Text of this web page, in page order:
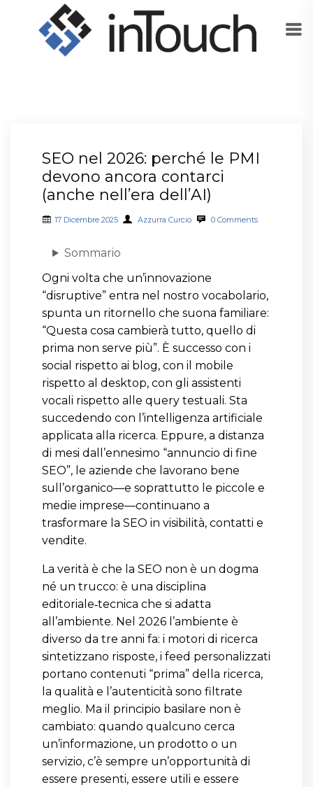
SEO nel 2026: perché le PMI
devono ancora contarci
(anche nell’era dell’AI)
17 Dicembre 2025 Azzurra Curcio 0 Comments
Sommario
Ogni volta che un’innovazione
“disruptive” entra nel nostro vocabolario,
spunta un ritornello che suona familiare:
“Questa cosa cambierà tutto, quello di
prima non serve più”. È successo con i
social rispetto ai blog, con il mobile
rispetto al desktop, con gli assistenti
vocali rispetto alle query testuali. Sta
succedendo con l’intelligenza artificiale
applicata alla ricerca. Eppure, a distanza
di mesi dall’ennesimo “annuncio di fine
SEO”, le aziende che lavorano bene
sull’organico—e soprattutto le piccole e
medie imprese—continuano a
trasformare la SEO in visibilità, contatti e
vendite.
La verità è che la SEO non è un dogma
né un trucco: è una disciplina
editoriale‑tecnica che si adatta
all’ambiente. Nel 2026 l’ambiente è
diverso da tre anni fa: i motori di ricerca
sintetizzano risposte, i feed personalizzati
portano contenuti “prima” della ricerca,
la qualità e l’autenticità sono filtrate
meglio. Ma il principio basilare non è
cambiato: quando qualcuno cerca
un’informazione, un prodotto o un
servizio, c’è sempre un’opportunità di
essere presenti, essere utili e essere